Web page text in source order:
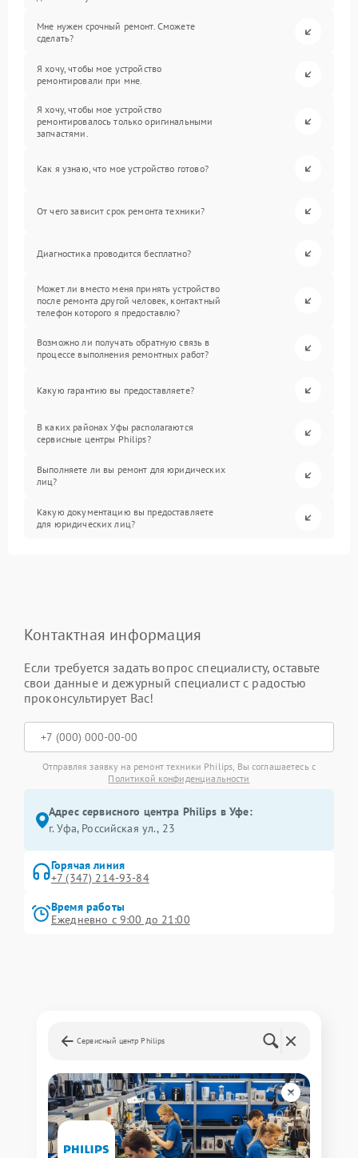
Мне нужен срочный ремонт. Сможете
сделать?
Я хочу, чтобы мое устройство
ремонтировали при мне.
Я хочу, чтобы мое устройство
ремонтировалось только оригинальными
запчастями.
Как я узнаю, что мое устройство готово?
От чего зависит срок ремонта техники?
Диагностика проводится бесплатно?
Может ли вместо меня принять устройство
после ремонта другой человек, контактный
телефон которого я предоставлю?
Возможно ли получать обратную связь в
процессе выполнения ремонтных работ?
Какую гарантию вы предоставляете?
В каких районах Уфы располагаются
сервисные центры Philips?
Выполняете ли вы ремонт для юридических
лиц?
Какую документацию вы предоставляете
для юридических лиц?
Контактная информация
Если требуется задать вопрос специалисту, оставьте
свои данные и дежурный специалист с радостью
проконсультирует Вас!
Отправляя заявку на ремонт техники Philips, Вы соглашаетесь с
Политикой конфиденциальности
Адрес сервисного центра Philips в Уфе:
г. Уфа, Российская ул., 23
Горячая линия
+7 (347) 214-93-84
Время работы
Ежедневно с 9:00 до 21:00
Сервисный центр Philips